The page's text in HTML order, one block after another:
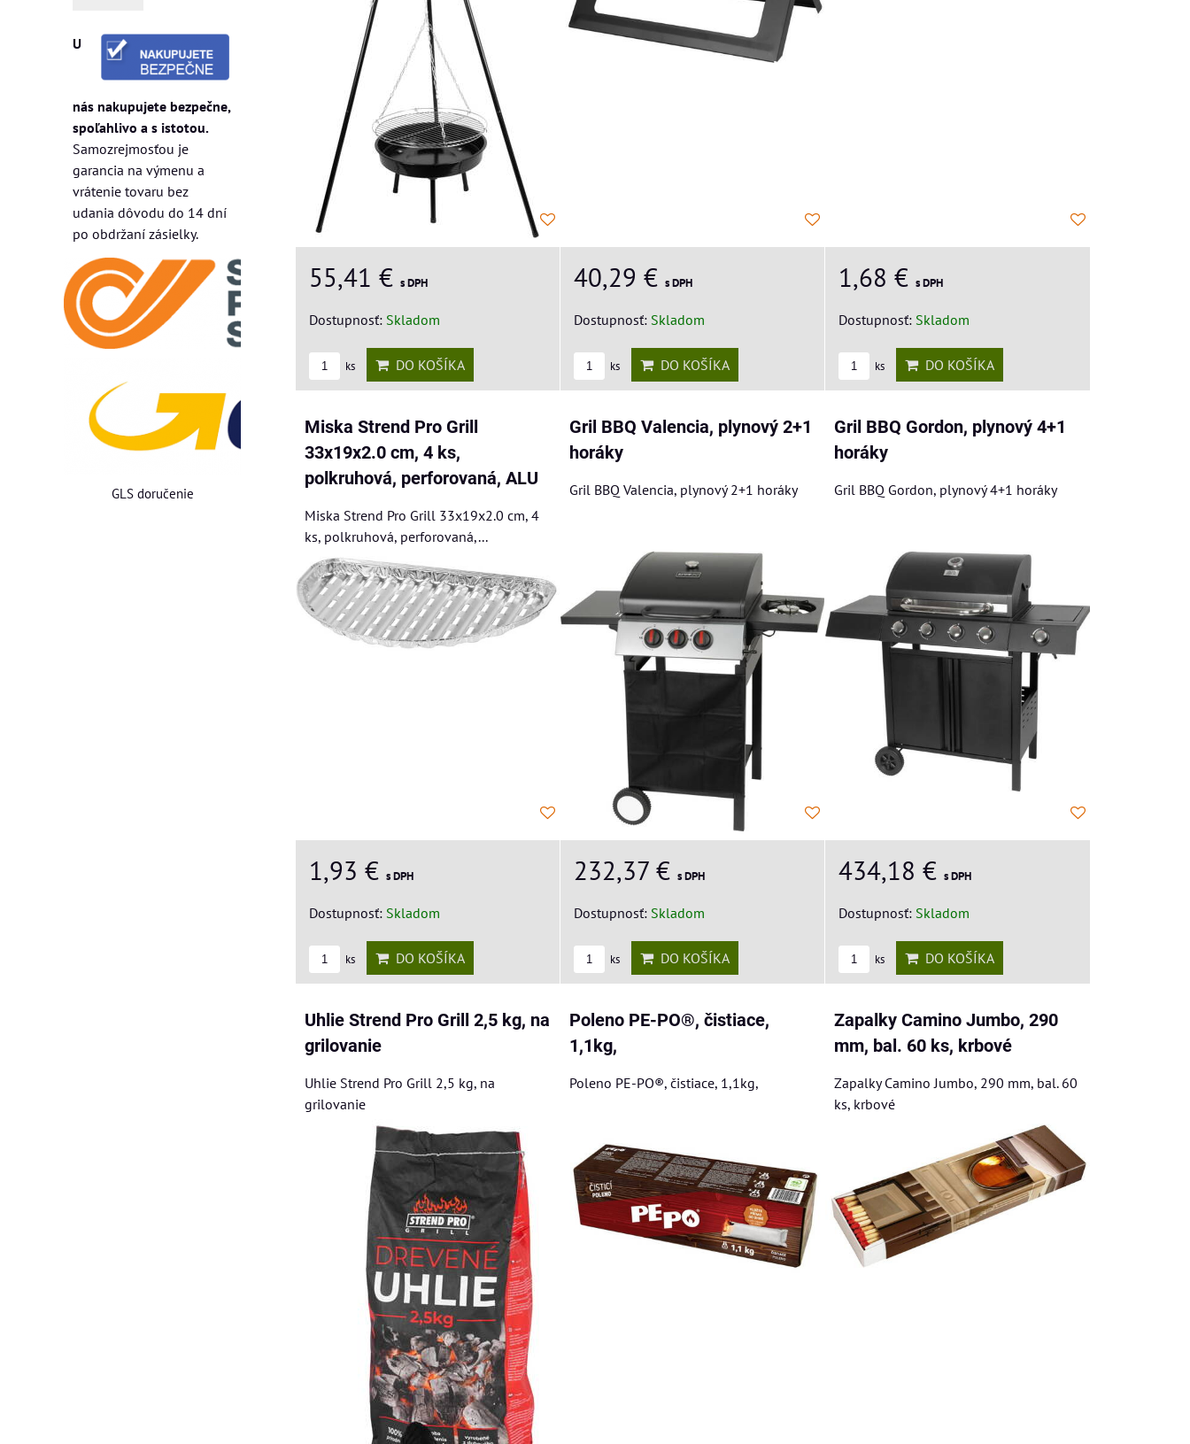
55,41 € s DPH
Dostupnosť: Skladom
ks DO KOŠÍKA
40,29 € s DPH
Dostupnosť: Skladom
ks DO KOŠÍKA
1,68 €s DPH
Dostupnosť: Skladom
ks DO KOŠÍKA
Miska Strend Pro Grill
33x19x2.0 cm, 4 ks,
polkruhová, perforovaná, ALU
Miska Strend Pro Grill 33x19x2.0 cm, 4
ks, polkruhová, perforovaná,...
1,93 € s DPH
Dostupnosť: Skladom
ks DO KOŠÍKA
Gril BBQ Valencia, plynový 2+1
horáky
Gril BBQ Valencia, plynový 2+1 horáky
232,37 € s DPH
Dostupnosť: Skladom
ks DO KOŠÍKA
Gril BBQ Gordon, plynový 4+1
horáky
Gril BBQ Gordon, plynový 4+1 horáky
434,18 €s DPH
Dostupnosť: Skladom
ks DO KOŠÍKA
Uhlie Strend Pro Grill 2,5 kg, na
grilovanie
Uhlie Strend Pro Grill 2,5 kg, na
grilovanie
Poleno PE-PO®, čistiace,
1,1kg,
Poleno PE-PO®, čistiace, 1,1kg,
Zapalky Camino Jumbo, 290
mm, bal. 60 ks, krbové
Zapalky Camino Jumbo, 290 mm, bal. 60
ks, krbové
U
nás nakupujete bezpečne,
spoľahlivo a s istotou.
Samozrejmosťou je
garancia na výmenu a
vrátenie tovaru bez
udania dôvodu do 14 dní
po obdržaní zásielky.
GLS doručenie